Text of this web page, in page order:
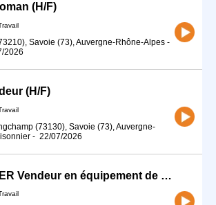
(H/F)
Savoie (73), Auvergne-Rhône-Alpes -
2026
(H/F)
(73130), Savoie (73), Auvergne-
- 22/07/2026
#SAISONHIVER Vendeur en équipement de sport (H/F)